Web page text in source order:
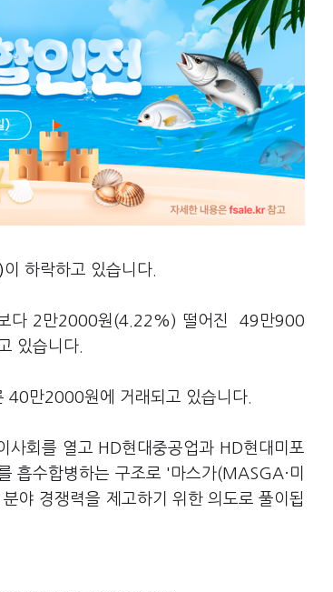
이 하락하고 있습니다.
보다 2만2000원(4.22%) 떨어진 49만900
있습니다.
만2000원에 거래되고 있습니다.
사회를 열고 HD현대중공업과 HD현대미포
흡수합병하는 구조로 '마스가(MASGA·미
야 경쟁력을 제고하기 위한 의도로 풀이됩